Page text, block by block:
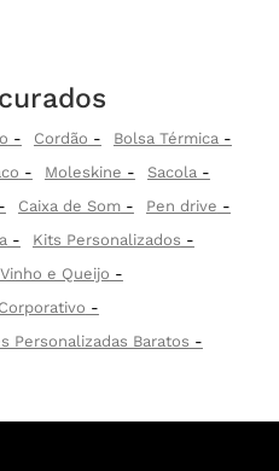
Cordão
Bolsa Térmica
Moleskine
Sacola
Caixa de Som
Pen drive
Kits Personalizados
e Queijo
Personalizadas Baratos